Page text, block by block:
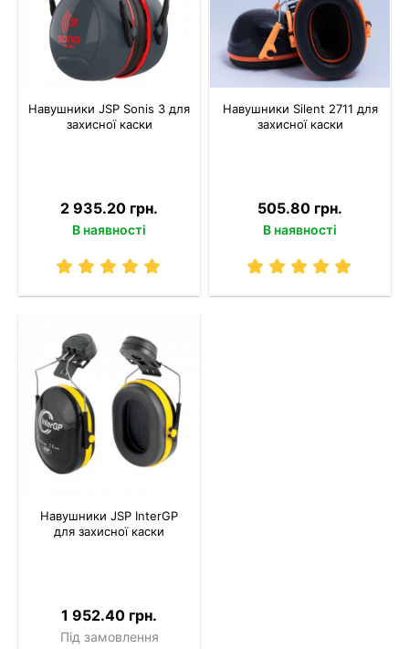
Навушники JSP Sonis 3 для
захисної каски
2 935.20 грн.
В наявності
Навушники Silent 2711 для
захисної каски
505.80 грн.
В наявності
Навушники JSP InterGP
для захисної каски
1 952.40 грн.
Під замовлення